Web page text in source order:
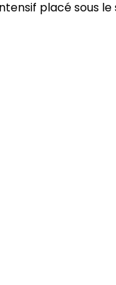
placé sous